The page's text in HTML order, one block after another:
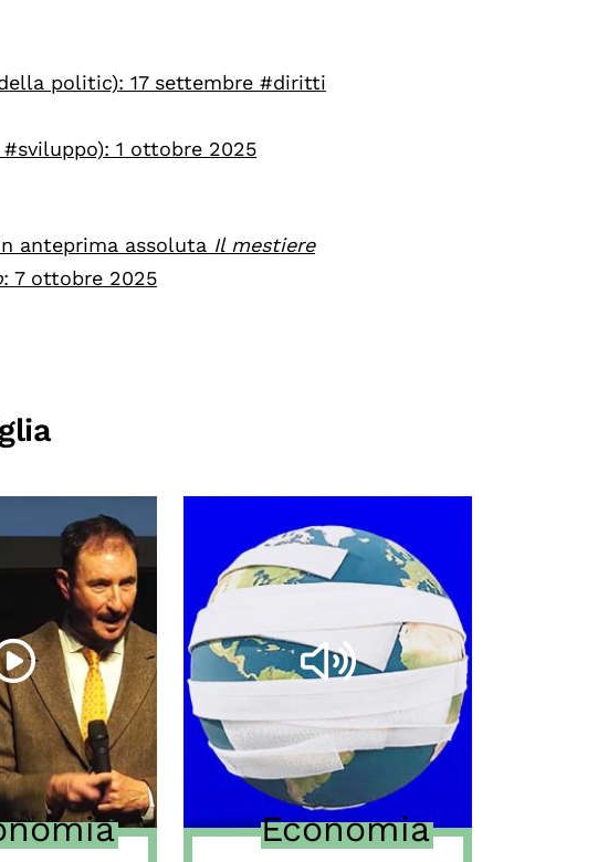
politic): 17 settembre #diritti
1 ottobre 2025
anteprima assoluta Il mestiere
: 7 ottobre 2025
Economia